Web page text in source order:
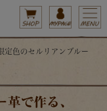
定色のセルリアンブルー
革で作る、